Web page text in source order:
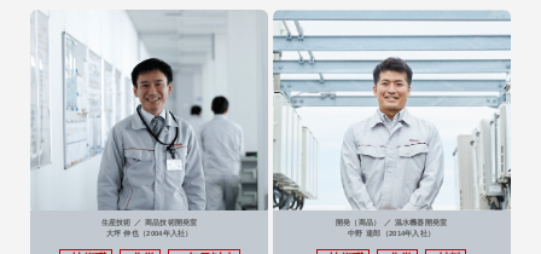
生産技術 ／ 商品技術開発室
大坪 伸也
（2004年入社）
開発（商品） ／ 温水機器開発室
中野 達郎
（2014年入社）
リクナビ